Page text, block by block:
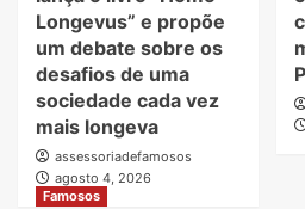
Longevus” e propõe
um debate sobre os
desafios de uma
sociedade cada vez
mais longeva
assessoriadefamosos
agosto 4, 2026
Famosos